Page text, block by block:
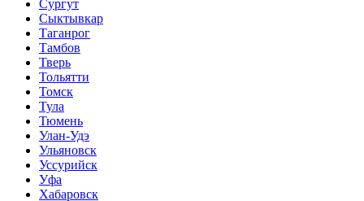
Сургут
Сыктывкар
Таганрог
Тамбов
Тверь
Тольятти
Томск
Тула
Тюмень
Улан-Удэ
Ульяновск
Уссурийск
Уфа
Хабаровск